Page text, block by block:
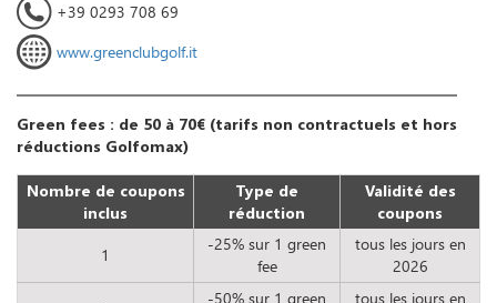
+39 0293 708 69
www.greenclubgolf.it
Green fees : de 50 à 70€ (tarifs non contractuels et hors
réductions Golfomax)
Nombre de coupons
inclus
Type de
réduction
Validité des
coupons
1
-25% sur 1 green
fee
tous les jours en
2026
-50% sur 1 green
tous les jours en